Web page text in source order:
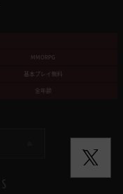
MMORPG
基本プレイ無料
全年齢